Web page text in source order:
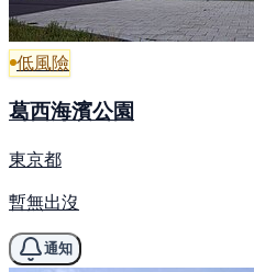
低風險
葛西海濱公園
東京都
暫無出沒
通知